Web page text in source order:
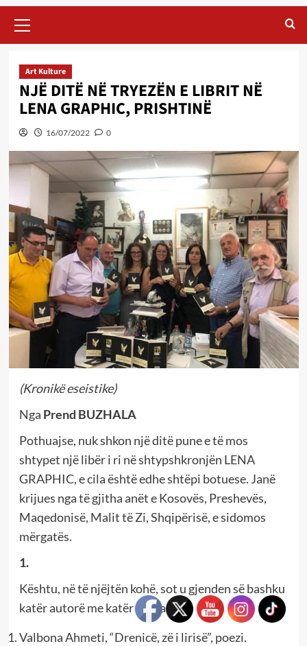
Menu
Art Kulture
NJË DITË NË TRYEZËN E LIBRIT NË
LENA GRAPHIC, PRISHTINË
16/07/2022 0
(Kronikë eseistike)
Nga Prend BUZHALA
Pothuajse, nuk shkon një ditë pune e të mos
shtypet një libër i ri në shtypshkronjën LENA
GRAPHIC, e cila është edhe shtëpi botuese. Janë
krijues nga të gjitha anët e Kosovës, Preshevës,
Maqedonisë, Malit të Zi, Shqipërisë, e sidomos
mërgatës.
1.
Kështu, në të njëjtën kohë, sot u gjenden së bashku
katër autorë me katër vepra:
Valbona Ahmeti, “Drenicë, zë i lirisë”, poezi.